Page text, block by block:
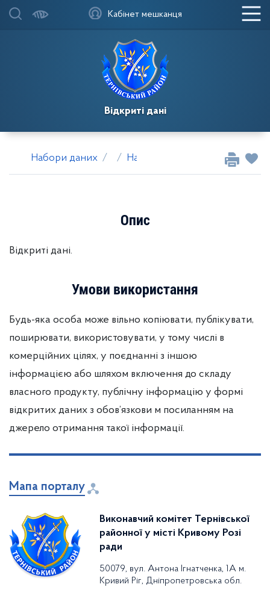
Відкриті дані
Кабінет мешканця
Набори даних Набір даних Додаток
Опис
Відкриті дані.
Умови використання
Будь-яка особа може вільно копіювати, публікувати,
поширювати, використовувати, у тому числі в
комерційних цілях, у поєднанні з іншою
інформацією або шляхом включення до складу
власного продукту, публічну інформацію у формі
відкритих даних з обов’язкови м посиланням на
джерело отримання такої інформації.
Мапа порталу
Виконавчий комітет Тернівської
районної у місті Кривому Розі
ради
50079, вул. Антона Ігнатченка, 1А м.
Кривий Ріг, Дніпропетровська обл.